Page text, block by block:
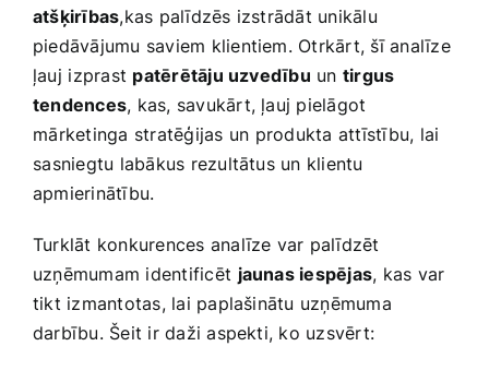
atšķirības,kas palīdzēs izstrādāt unikālu
piedāvājumu saviem klientiem. ‌Otrkārt, šī ​analīze
ļauj ⁢izprast patērētāju uzvedību un tirgus
tendences, kas, savukārt, ļauj pielāgot
⁤mārketinga stratēģijas un⁤ produkta attīstību, lai
⁢sasniegtu labākus ‌rezultātus un klientu
apmierinātību.
Turklāt ‌konkurences analīze var palīdzēt
uzņēmumam ‌identificēt⁣ jaunas iespējas, kas ​var
tikt izmantotas, lai paplašinātu uzņēmuma
darbību.​ Šeit ir daži aspekti, ko uzsvērt: